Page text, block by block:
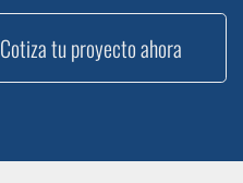
Cotiza tu proyecto ahora